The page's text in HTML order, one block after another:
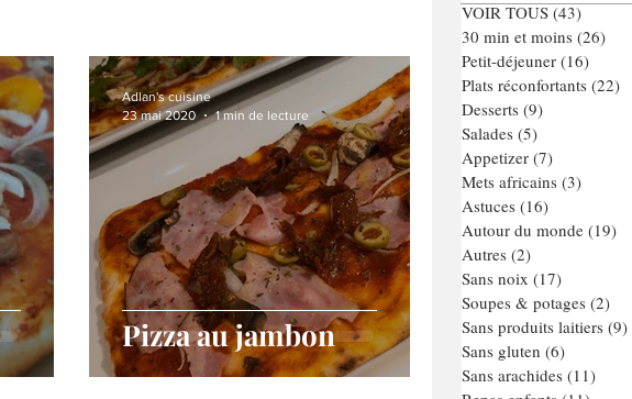
Pizza au jambon
Adlan's cuisine
23 mai 2020
1 min de lecture
VOIR TOUS (43)
30 min et moins (26)
Petit-déjeuner (16)
Plats réconfortants (22)
Desserts (9)
Salades (5)
Appetizer (7)
Mets africains (3)
Astuces (16)
Autour du monde (19)
Autres (2)
Sans noix (17)
Soupes & potages (2)
Sans produits laitiers (9)
Sans gluten (6)
Sans arachides (11)